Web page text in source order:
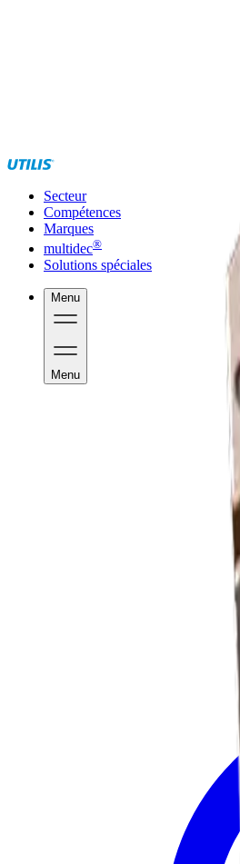
Secteur
Compétences
Marques
multidec®
Solutions spéciales
Menu
Menu